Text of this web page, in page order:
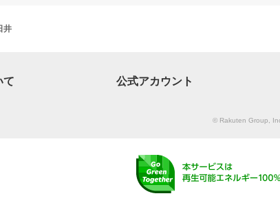
井
て 公式アカウント
© Rakuten Group,